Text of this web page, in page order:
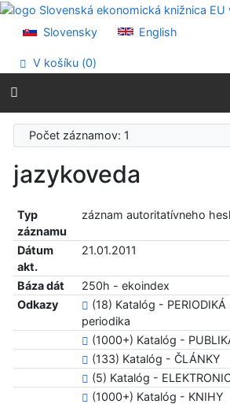
Prejsť na obsah
Prehlásenie o webovej prístupnosti
Slovensky English
V košíku (0)
Počet záznamov: 1
jazykoveda
Typ
záznamu
záznam autoritatívneho
Dátum
akt.
21.01.2011
Báza dát
250h - ekoindex
Odkazy
(18) Katalóg -
periodika
(1000+) Katalóg -
(133) Katalóg - ČLÁNKY
(5) Katalóg -
(1000+) Katalóg - KNIHY